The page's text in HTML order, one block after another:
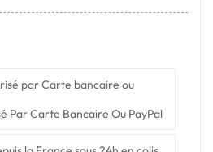
Par Carte Bancaire Ou PayPal